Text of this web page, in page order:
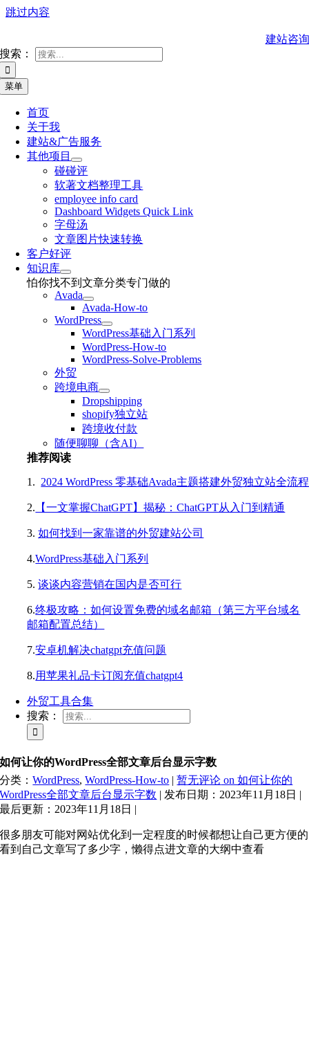
跳过内容
建站咨询
搜索：
菜单
首页
关于我
建站&广告服务
其他项目
碰碰评
软著文档整理工具
employee info card
Dashboard Widgets Quick Link
字母汤
文章图片快速转换
客户好评
知识库
怕你找不到文章分类专门做的
Avada
Avada-How-to
WordPress
WordPress基础入门系列
WordPress-How-to
WordPress-Solve-Problems
外贸
跨境电商
Dropshipping
shopify独立站
跨境收付款
随便聊聊（含AI）
推荐阅读
1. 2024 WordPress 零基础Avada主题搭建外贸独立站全流程
2. 【一文掌握ChatGPT】揭秘：ChatGPT从入门到精通
3.如何找到一家靠谱的外贸建站公司
4.WordPress基础入门系列
5.谈谈内容营销在国内是否可行
6.终极攻略：如何设置免费的域名邮箱（第三方平台域名
邮箱配置总结）
7.安卓机解决chatgpt充值问题
8.用苹果礼品卡订阅充值chatgpt4
外贸工具合集
搜索：
如何让你的WordPress全部文章后台显示字数
分类：WordPress,WordPress-How-to |暂无评论 on 如何让你的
WordPress全部文章后台显示字数 | 发布日期：2023年11月18日 |
最后更新：2023年11月18日 |
很多朋友可能对网站优化到一定程度的时候都想让自己更方便的
看到自己文章写了多少字，懒得点进文章的大纲中查看